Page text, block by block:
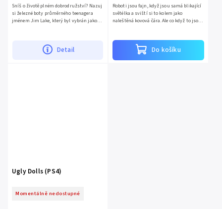
Detail
Sníš o životě plném dobrodružství? Nazuj
si železné boty průměrného teenagera
jménem Jim Lake, který byl vybrán jako
Do košíku
Roboti jsou fajn, když jsou samá blikající
světélka a sviští si to kolem jako
naleštěná kovová čára. Ale co když to jsou
Ugly Dolls (PS4)
Momentálně nedostupné